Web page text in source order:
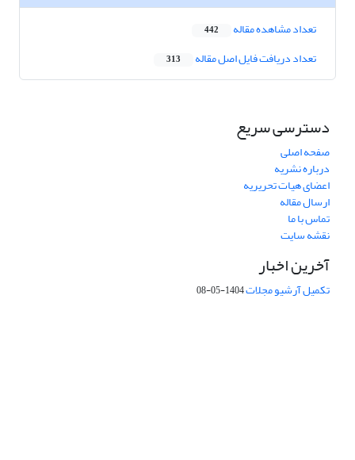
تعداد مشاهده مقاله 442
تعداد دریافت فایل اصل مقاله 313
دسترسی سریع
صفحه اصلی
درباره نشریه
اعضای هیات تحریریه
ارسال مقاله
تماس با ما
نقشه سایت
آخرین اخبار
تکمیل آرشیو مجلات1404-05-08